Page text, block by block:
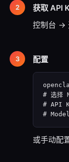
获取 API
控制台 →
配置
# 选择
# API
#
或手动配